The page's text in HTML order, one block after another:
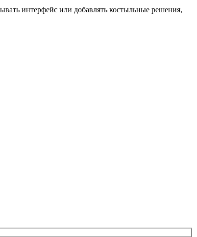
интерфейс или добавлять костыльные решения,